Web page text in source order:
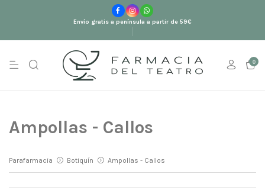
Envío gratis a península a partir de 59€
0
Ampollas - Callos
Parafarmacia Botiquín Ampollas - Callos